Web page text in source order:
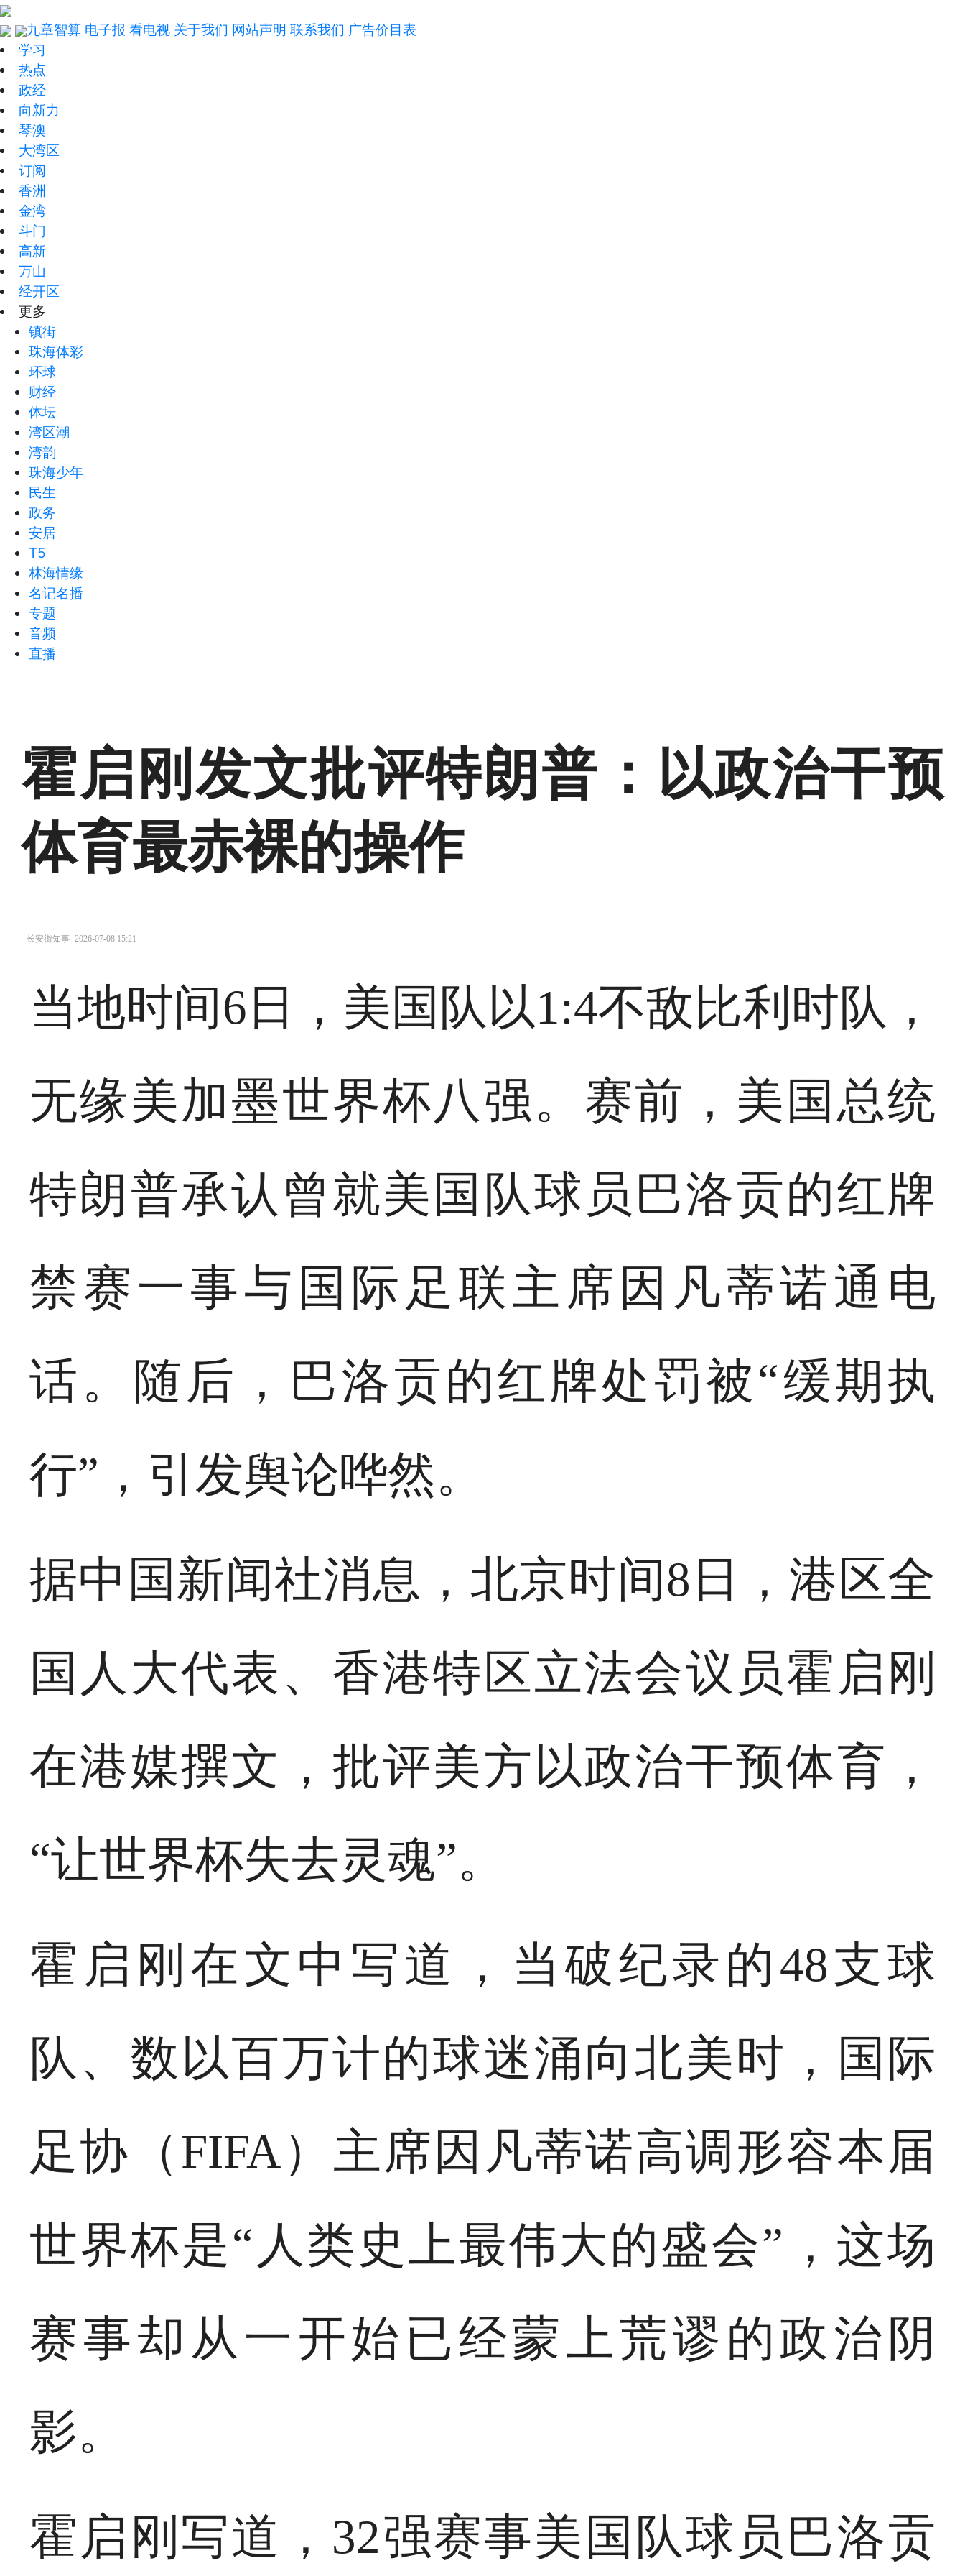
九章智算 电子报 看电视 关于我们 网站声明 联系我们 广告价目表
学习
热点
政经
向新力
琴澳
大湾区
订阅
香洲
金湾
斗门
高新
万山
经开区
更多
镇街
珠海体彩
环球
财经
体坛
湾区潮
湾韵
珠海少年
民生
政务
安居
T5
林海情缘
名记名播
专题
音频
直播
霍启刚发文批评特朗普：以政治干预
体育最赤裸的操作
长安街知事 2026-07-08 15:21
当地时间6日，美国队以1:4不敌比利时队，
无缘美加墨世界杯八强。赛前，美国总统
特朗普承认曾就美国队球员巴洛贡的红牌
禁赛一事与国际足联主席因凡蒂诺通电
话。随后，巴洛贡的红牌处罚被“缓期执
行”，引发舆论哗然。
据中国新闻社消息，北京时间8日，港区全
国人大代表、香港特区立法会议员霍启刚
在港媒撰文，批评美方以政治干预体育，
“让世界杯失去灵魂”。
霍启刚在文中写道，当破纪录的48支球
队、数以百万计的球迷涌向北美时，国际
足协（FIFA）主席因凡蒂诺高调形容本届
世界杯是“人类史上最伟大的盛会”，这场
赛事却从一开始已经蒙上荒谬的政治阴
影。
霍启刚写道，32强赛事美国队球员巴洛贡